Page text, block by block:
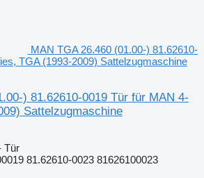
MAN TGA 26.460 (01.00-) 81.62610-
TGA (1993-2009) Sattelzugmaschine
) 81.62610-0019 Tür für MAN 4-
Sattelzugmaschine
Tür
81.62610-0023 81626100023